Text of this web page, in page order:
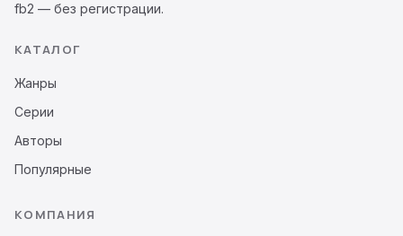
fb2 — без регистрации.
КАТАЛОГ
Жанры
Серии
Авторы
Популярные
КОМПАНИЯ